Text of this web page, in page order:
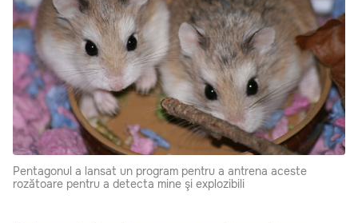
Pentagonul a lansat un program pentru a antrena aceste
rozătoare pentru a detecta mine şi explozibili